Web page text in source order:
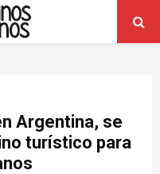
Argentina, se
turístico para